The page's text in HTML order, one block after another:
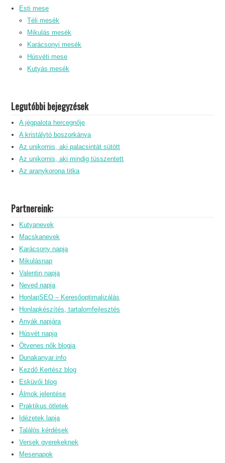
Esti mese
Téli mesék
Mikulás mesék
Karácsonyi mesék
Húsvéti mese
Kutyás mesék
Legutóbbi bejegyzések
A jégpalota hercegnője
A kristálytó boszorkánya
Az unikornis, aki palacsintát sütött
Az unikornis, aki mindig tüsszentett
Az aranykorona titka
Partnereink:
Kutyanevek
Macskanevek
Karácsony napja
Mikulásnap
Valentin napja
Neved napja
HonlapSEO – Keresőoptimalizálás
Honlapkészítés, tartalomfejlesztés
Anyák napjára
Húsvét napja
Ötvenes nők blogja
Dunakanyar info
Kezdő Kertész blog
Esküvői blog
Álmok jelentése
Praktikus ötletek
Idézetek lapja
Találós kérdések
Versek gyerekeknek
Mesenapok